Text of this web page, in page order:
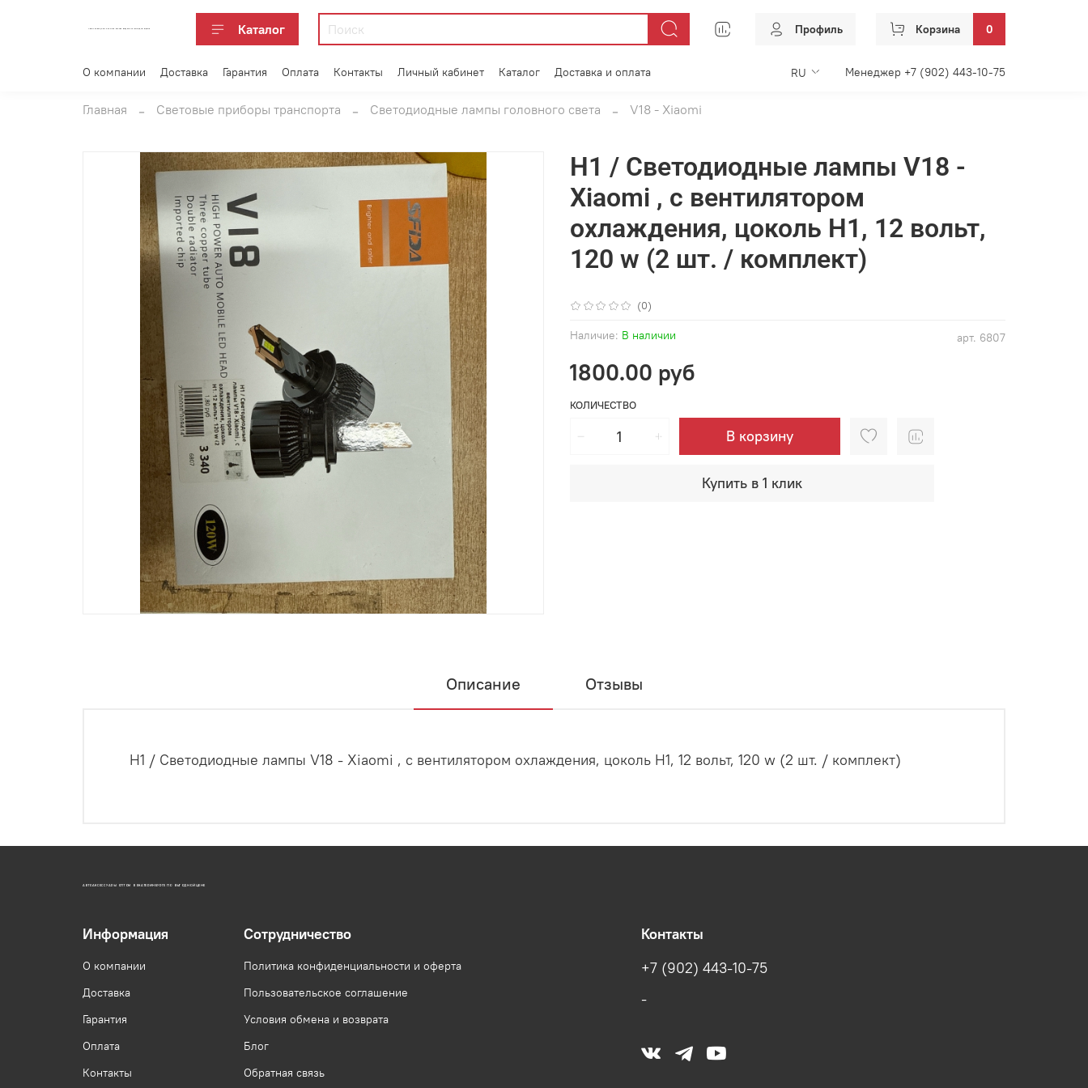
Каталог Профиль Корзина 0
О компании Доставка Гарантия Оплата Контакты Личный кабинет Каталог Доставка и оплата RU Менеджер +7 (902) 443-10-75
Главная Световые приборы транспорта Светодиодные лампы головного света V18 - Xiaomi
(0)
арт. 6807
Наличие: В наличии
H1 / Светодиодные лампы V18 -
Xiaomi , с вентилятором
охлаждения, цоколь H1, 12 вольт,
120 w (2 шт. / комплект)
1800.00 руб
КОЛИЧЕСТВО
В корзину
Купить в 1 клик
Описание Отзывы
H1 / Светодиодные лампы V18 - Xiaomi , с вентилятором охлаждения, цоколь H1, 12 вольт, 120 w (2 шт. / комплект)
АВТОАКСЕССУАРЫ ОПТОМ В ЕКАТЕРИНБУРГЕ ПО ВЫГОДНОЙ ЦЕНЕ
Информация
О компании
Доставка
Гарантия
Оплата
Контакты
Сотрудничество
Политика конфиденциальности и оферта
Пользовательское соглашение
Условия обмена и возврата
Блог
Обратная связь
Контакты
+7 (902) 443-10-75
-